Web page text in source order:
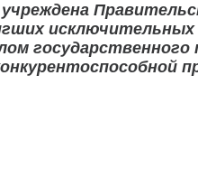
государственного